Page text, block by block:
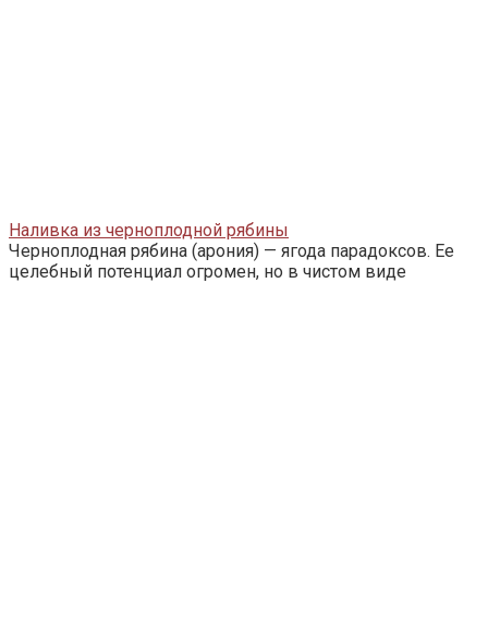
Наливка из черноплодной рябины
Черноплодная рябина (арония) — ягода парадоксов. Ее
целебный потенциал огромен, но в чистом виде